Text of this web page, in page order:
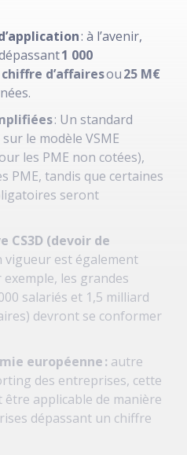
: à l’avenir,
1 000
d’affairesou25 M€
: Un standard
le modèle VSME
les PME non cotées),
PME, tandis que certaines
seront
CS3D (devoir de
vigueur est également
exemple, les grandes
salariés et 1,5 milliard
devront se conformer
européenne : autre
des entreprises, cette
applicable de manière
dépassant un chiffre